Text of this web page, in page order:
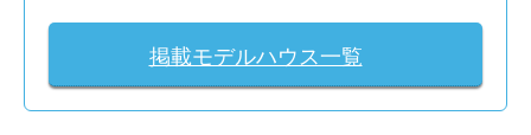
掲載モデルハウス一覧